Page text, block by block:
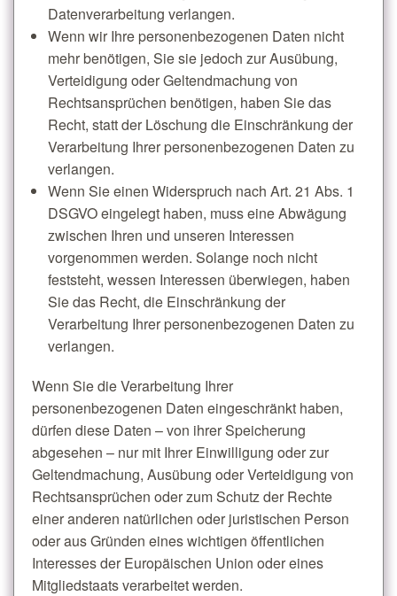
Datenverarbeitung verlangen.
Wenn wir Ihre personenbezogenen Daten nicht
mehr benötigen, Sie sie jedoch zur Ausübung,
Verteidigung oder Geltendmachung von
Rechtsansprüchen benötigen, haben Sie das
Recht, statt der Löschung die Einschränkung der
Verarbeitung Ihrer personenbezogenen Daten zu
verlangen.
Wenn Sie einen Widerspruch nach Art. 21 Abs. 1
DSGVO eingelegt haben, muss eine Abwägung
zwischen Ihren und unseren Interessen
vorgenommen werden. Solange noch nicht
feststeht, wessen Interessen überwiegen, haben
Sie das Recht, die Einschränkung der
Verarbeitung Ihrer personenbezogenen Daten zu
verlangen.
Wenn Sie die Verarbeitung Ihrer
personenbezogenen Daten eingeschränkt haben,
dürfen diese Daten – von ihrer Speicherung
abgesehen – nur mit Ihrer Einwilligung oder zur
Geltendmachung, Ausübung oder Verteidigung von
Rechtsansprüchen oder zum Schutz der Rechte
einer anderen natürlichen oder juristischen Person
oder aus Gründen eines wichtigen öffentlichen
Interesses der Europäischen Union oder eines
Mitgliedstaats verarbeitet werden.